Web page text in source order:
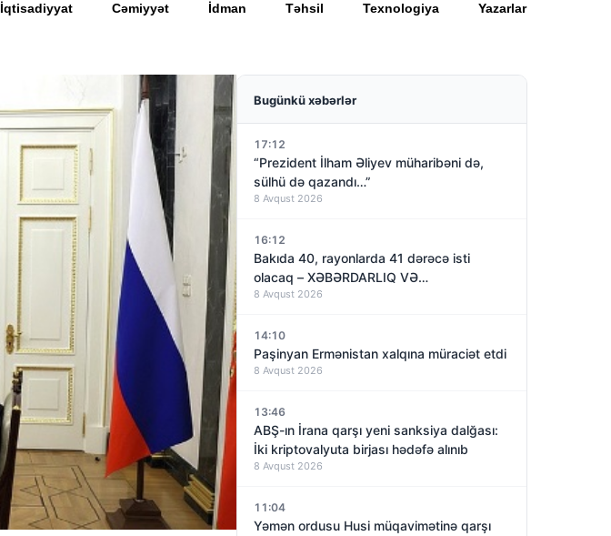
İqtisadiyyat Cəmiyyət İdman Təhsil Texnologiya Yazarlar
Bugünkü xəbərlər
17:12
“Prezident İlham Əliyev müharibəni də,
sülhü də qazandı…”
8 Avqust 2026
16:12
Bakıda 40, rayonlarda 41 dərəcə isti
olacaq – XƏBƏRDARLIQ VƏ…
8 Avqust 2026
14:10
Paşinyan Ermənistan xalqına müraciət etdi
8 Avqust 2026
13:46
ABŞ-ın İrana qarşı yeni sanksiya dalğası:
İki kriptovalyuta birjası hədəfə alınıb
8 Avqust 2026
11:04
Yəmən ordusu Husi müqavimətinə qarşı